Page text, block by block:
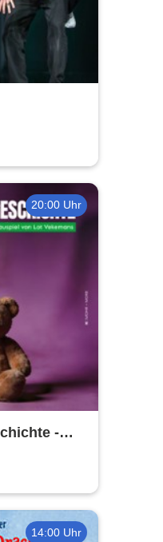
- Merry
20:00 Uhr
-
14:00 Uhr